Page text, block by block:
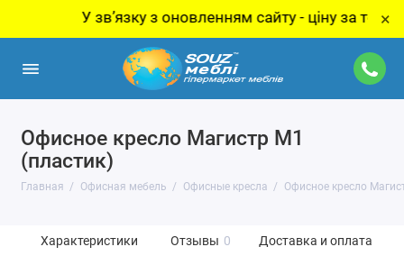
У звʼязку з оновленням сайту - ціну за товар ×
Офисное кресло Магистр M1
(пластик)
Главная Офисная мебель Офисные кресла Офисное кресло
Характеристики Отзывы 0 Доставка и оплата